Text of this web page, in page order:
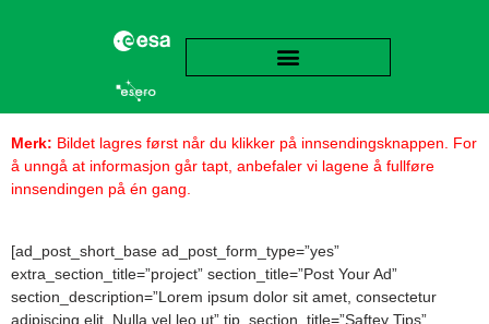
Merk: Bildet lagres først når du klikker på innsendingsknappen. For
å unngå at informasjon går tapt, anbefaler vi lagene å fullføre
innsendingen på én gang.
[ad_post_short_base ad_post_form_type=”yes”
extra_section_title=”project” section_title=”Post Your Ad”
section_description=”Lorem ipsum dolor sit amet, consectetur
adipiscing elit. Nulla vel leo ut” tip_section_title=”Saftey Tips”